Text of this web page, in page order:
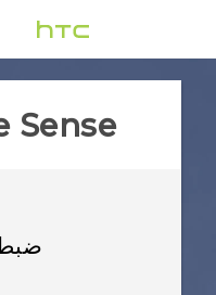
Sense